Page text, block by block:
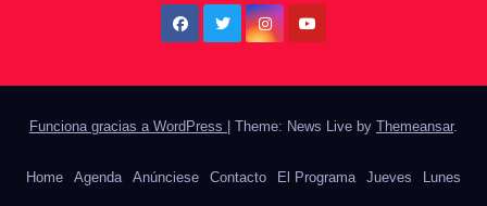
Funciona gracias a WordPress | Theme: News Live by Themeansar.
Home Agenda Anúnciese Contacto El Programa Jueves Lunes